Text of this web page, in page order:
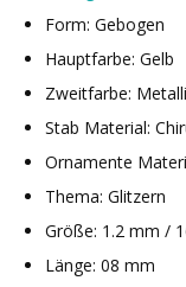
Form: Gebogen
Hauptfarbe: Gelb
Zweitfarbe:
Stab Material:
Ornamente
Thema: Glitzern
Größe: 1.2 mm /
Länge: 08 mm